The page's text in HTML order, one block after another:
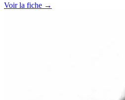
Voir la fiche →